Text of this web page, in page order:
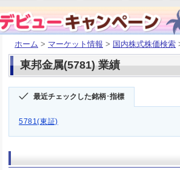
ホーム > マーケット情報 > 国内株式株価検索
東邦金属(5781) 業績
最近チェックした銘柄･指標
5781(東証)